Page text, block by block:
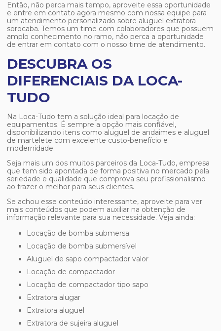
Então, não perca mais tempo, aproveite essa oportunidade
e entre em contato agora mesmo com nossa equipe para
um atendimento personalizado sobre aluguel extratora
sorocaba. Temos um time com colaboradores que possuem
amplo conhecimento no ramo, não perca a oportunidade
de entrar em contato com o nosso time de atendimento.
DESCUBRA OS
DIFERENCIAIS DA LOCA-
TUDO
Na Loca-Tudo tem a solução ideal para locação de
equipamentos. É sempre a opção mais confiável,
disponibilizando itens como aluguel de andaimes e aluguel
de martelete com excelente custo-benefício e
modernidade.
Seja mais um dos muitos parceiros da Loca-Tudo, empresa
que tem sido apontada de forma positiva no mercado pela
seriedade e qualidade que comprova seu profissionalismo
ao trazer o melhor para seus clientes.
Se achou esse conteúdo interessante, aproveite para ver
mais conteúdos que podem auxiliar na obtenção de
informação relevante para sua necessidade. Veja ainda:
locação de bomba submersa
locação de bomba submersível
aluguel de sapo compactador valor
locação de compactador
locação de compactador tipo sapo
extratora alugar
extratora aluguel
extratora de sujeira aluguel